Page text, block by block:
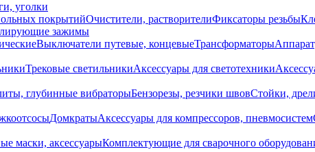
уголки
покрытийОчистители, растворителиФиксаторы резьбы
зажимы
Выключатели путевые, концевыеТрансформаторы
Трековые светильникиАксессуары для светотехники
глубинные вибраторыБензорезы, резчики швовСтойки,
ДомкратыАксессуары для компрессоров, пневмосистем
маски, аксессуарыКомплектующие для сварочного